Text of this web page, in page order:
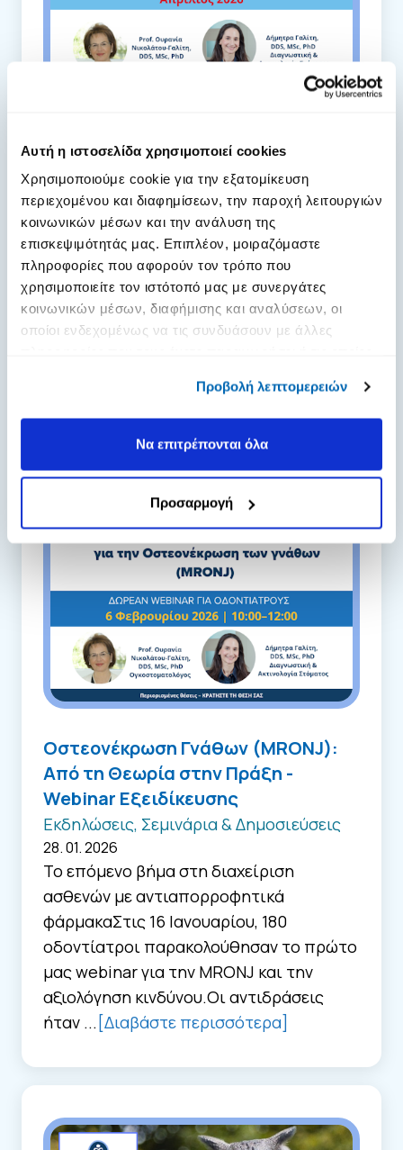
Αυτή η ιστοσελίδα χρησιμοποιεί cookies
Χρησιμοποιούμε cookie για την εξατομίκευση
περιεχομένου και διαφημίσεων, την παροχή λειτουργιών
κοινωνικών μέσων και την ανάλυση της
επισκεψιμότητάς μας. Επιπλέον, μοιραζόμαστε
πληροφορίες που αφορούν τον τρόπο που
χρησιμοποιείτε τον ιστότοπό μας με συνεργάτες
κοινωνικών μέσων, διαφήμισης και αναλύσεων, οι
οποίοι ενδεχομένως να τις συνδυάσουν με άλλες
Προβολή λεπτομερειών
Να επιτρέπονται όλα
Προσαρμογή
Προχωρημένα πρωτόκολλα για τη
διαχείριση ασθενών υψηλού
κινδύνου
Εκδηλώσεις, Σεμινάρια & Δημοσιεύσεις
10. 02. 2026
Τι Έγινε στα Προηγούμενα Webinars;Στις
16 Ιανουαρίου, 180 οδοντίατροι
παρακολούθησαν το πρώτο webinar.Στις
6 Φεβρουαρίου, 174 οδοντίατροι στο
κλινικές ερωτήσεις στο c...[Διαβάστε
περισσότερα]
Οστεονέκρωση Γνάθων (MRONJ):
Από τη Θεωρία στην Πράξη -
Webinar Εξειδίκευσης
Εκδηλώσεις, Σεμινάρια & Δημοσιεύσεις
28. 01. 2026
Το επόμενο βήμα στη διαχείριση
ασθενών με αντιαπορροφητικά
φάρμακαΣτις 16 Ιανουαρίου, 180
οδοντίατροι παρακολούθησαν το πρώτο
μας webinar για την MRONJ και την
αξιολόγηση κινδύνου.Οι αντιδράσεις
ήταν ... [Διαβάστε περισσότερα]